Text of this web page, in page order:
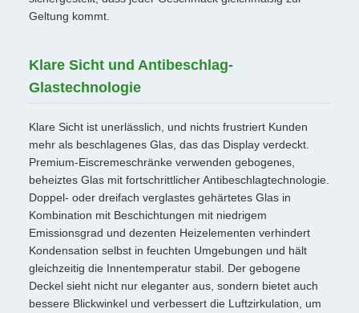
Geltung kommt.
Klare Sicht und Antibeschlag-
Glastechnologie
Klare Sicht ist unerlässlich, und nichts frustriert Kunden
mehr als beschlagenes Glas, das das Display verdeckt.
Premium-Eiscremeschränke verwenden gebogenes,
beheiztes Glas mit fortschrittlicher Antibeschlagtechnologie.
Doppel- oder dreifach verglastes gehärtetes Glas in
Kombination mit Beschichtungen mit niedrigem
Emissionsgrad und dezenten Heizelementen verhindert
Kondensation selbst in feuchten Umgebungen und hält
gleichzeitig die Innentemperatur stabil. Der gebogene
Deckel sieht nicht nur eleganter aus, sondern bietet auch
bessere Blickwinkel und verbessert die Luftzirkulation, um